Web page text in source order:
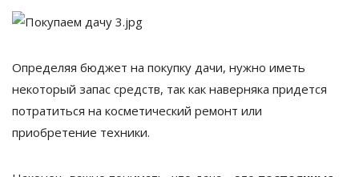
Определяя бюджет на покупку дачи, нужно иметь
некоторый запас средств, так как наверняка придется
потратиться на косметический ремонт или
приобретение техники.